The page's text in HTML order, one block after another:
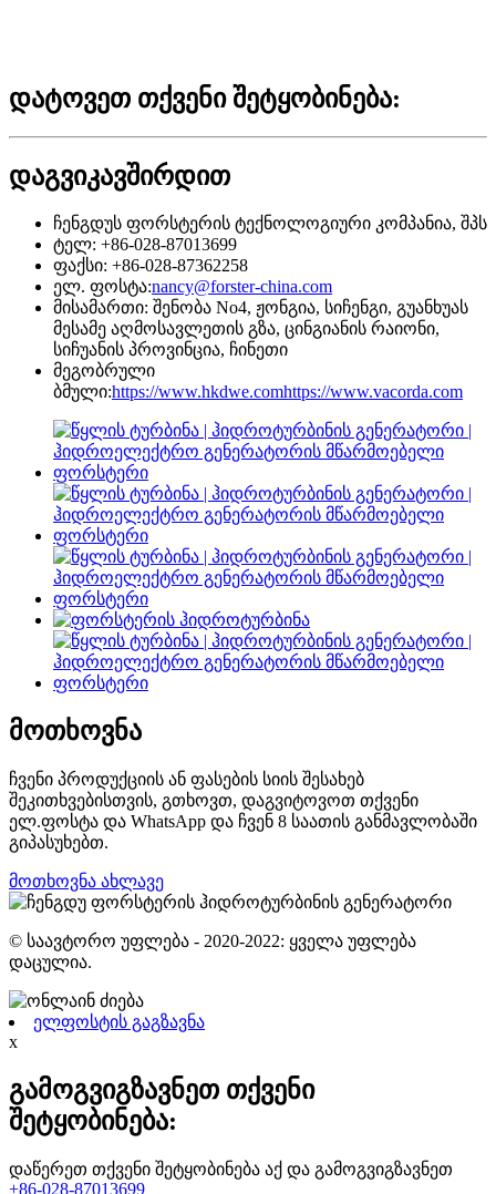
დატოვეთ თქვენი შეტყობინება:
დაგვიკავშირდით
ჩენგდუს ფორსტერის ტექნოლოგიური კომპანია, შპს
ტელ: +86-028-87013699
ფაქსი: +86-028-87362258
ელ. ფოსტა:nancy@forster-china.com
მისამართი: შენობა No4, ჟონგია, სიჩენგი, გუანხუას
მესამე აღმოსავლეთის გზა, ცინგიანის რაიონი,
სიჩუანის პროვინცია, ჩინეთი
მეგობრული
ბმული:https://www.hkdwe.comhttps://www.vacorda.com
მოთხოვნა
ჩვენი პროდუქციის ან ფასების სიის შესახებ
შეკითხვებისთვის, გთხოვთ, დაგვიტოვოთ თქვენი
ელ.ფოსტა და WhatsApp და ჩვენ 8 საათის განმავლობაში
გიპასუხებთ.
მოთხოვნა ახლავე
© საავტორო უფლება - 2020-2022: ყველა უფლება
დაცულია.
ელფოსტის გაგზავნა
x
გამოგვიგზავნეთ თქვენი
შეტყობინება:
დაწერეთ თქვენი შეტყობინება აქ და გამოგვიგზავნეთ
+86-028-87013699